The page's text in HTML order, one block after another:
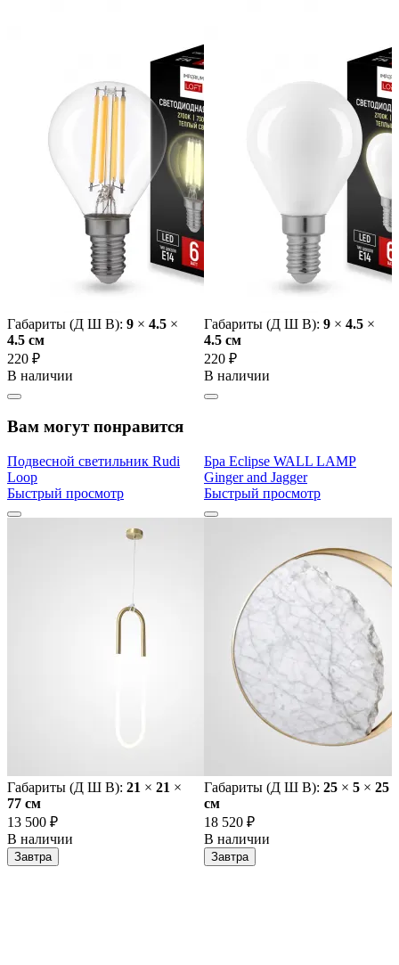
Габариты (Д Ш В): 9 × 4.5 ×
4.5 cм
220 ₽
В наличии
Габариты (Д Ш В): 9 × 4.5 ×
4.5 cм
220 ₽
В наличии
Вам могут понравится
Подвесной светильник Rudi
Loop
Быстрый просмотр
Габариты (Д Ш В): 21 × 21 ×
77 cм
13 500 ₽
В наличии
Завтра
Бра Eclipse WALL LAMP
Ginger and Jagger
Быстрый просмотр
Габариты (Д Ш В): 25 × 5 × 25
cм
18 520 ₽
В наличии
Завтра